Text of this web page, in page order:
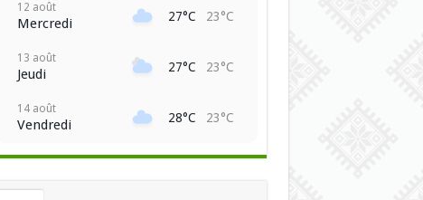
12 août
Mercredi 27°C 23°C
13 août
Jeudi 27°C 23°C
14 août
Vendredi 28°C 23°C